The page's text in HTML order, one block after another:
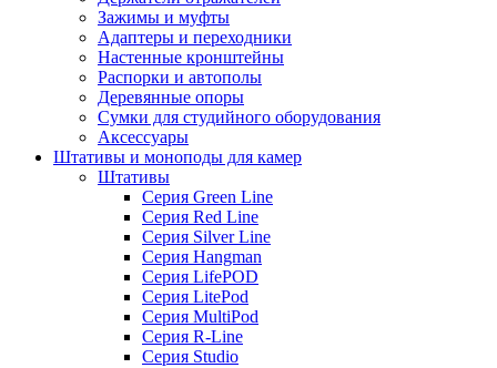
Зажимы и муфты
Адаптеры и переходники
Настенные кронштейны
Распорки и автополы
Деревянные опоры
Сумки для студийного оборудования
Аксессуары
Штативы и моноподы для камер
Штативы
Серия Green Line
Серия Red Line
Серия Silver Line
Серия Hangman
Серия LifePOD
Серия LitePod
Серия MultiPod
Серия R-Line
Серия Studio